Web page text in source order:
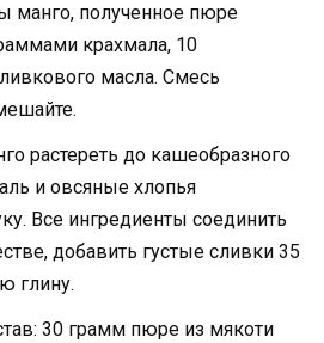
манго, полученное пюре
крахмала, 10
масла. Смесь
растереть до кашеобразного
и овсяные хлопья
Все ингредиенты соединить
добавить густые сливки 35
глину.
30 грамм пюре из мякоти